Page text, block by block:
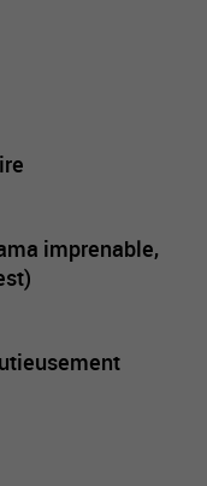
imprenable,